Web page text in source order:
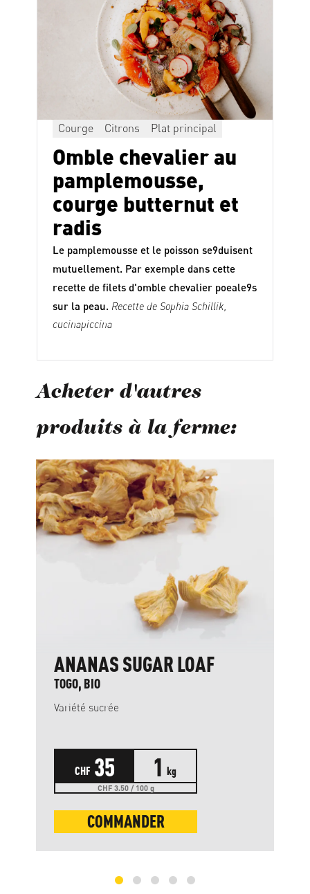
Courge Citrons Plat principal
Omble chevalier au
pamplemousse,
courge butternut et
radis
Le pamplemousse et le poisson se9duisent
mutuellement. Par exemple dans cette
recette de filets d'omble chevalier poeale9s
sur la peau. Recette de Sophia Schillik,
cucinapiccina
Acheter d'autres
produits à la ferme:
Ignorer la galerie de produits
ANANAS SUGAR LOAF
TOGO, BIO
Variété sucrée
CHF 35 1 kg
CHF 3.50 / 100 g
COMMANDER